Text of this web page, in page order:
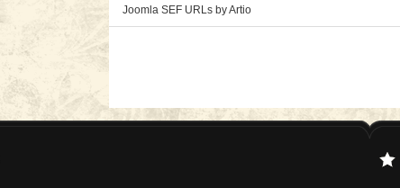
Joomla SEF URLs by Artio